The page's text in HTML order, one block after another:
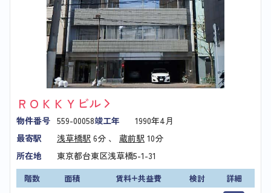
ＲＯＫＫＹビル
物件番号 559-00058竣工年
1990年4月
最寄駅
浅草橋駅 6分 、 蔵前駅 10分
所在地
東京都台東区浅草橋5-1-31
階数 面積 賃料+共益費 検討
詳細